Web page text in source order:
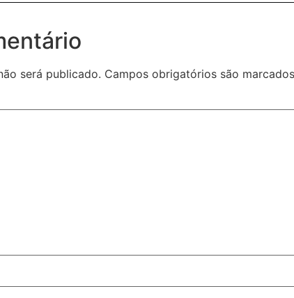
será publicado. Campos obrigatórios são